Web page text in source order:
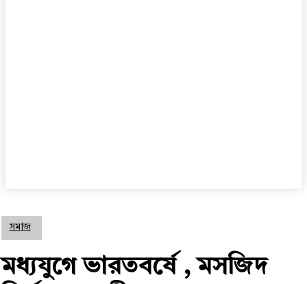
সমাজ
মধ্যযুগে ভারতবর্ষে , মসজিদ